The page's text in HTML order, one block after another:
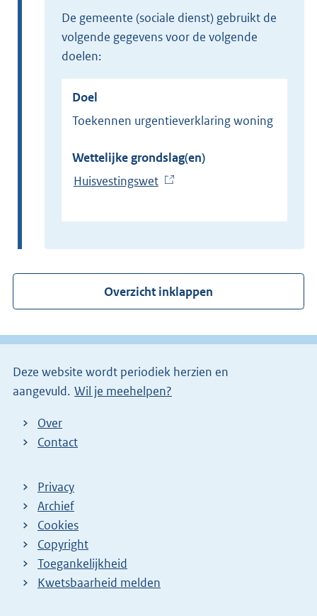
de gemeente (sociale dienst) gebruikt de
volgende gegevens voor de volgende
doelen:
Doel
Toekennen urgentieverklaring woning
Wettelijke grondslag(en)
Huisvestingswet(
x
r
n
l
n
k
Overzicht inklappen
Deze website wordt periodiek herzien en
aangevuld. Wil je meehelpen?
Over
Contact
Privacy
Archief
Cookies
Copyright
Toegankelijkheid
Kwetsbaarheid melden